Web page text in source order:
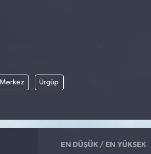
Merkez Ürgüp
EN DÜŞÜK / EN YÜKSEK